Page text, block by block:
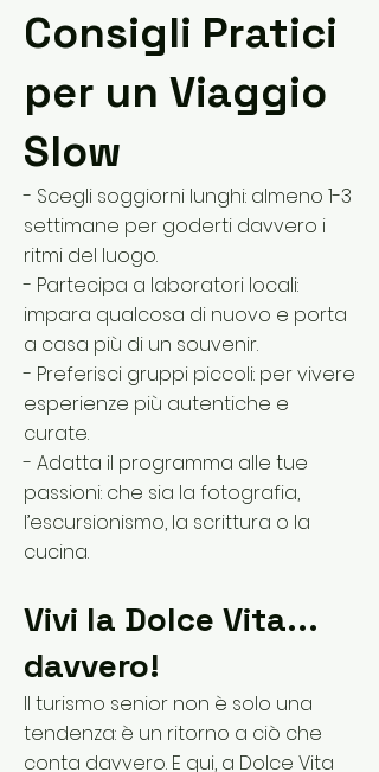
Consigli Pratici
per un Viaggio
Slow
- Scegli soggiorni lunghi: almeno 1-3
settimane per goderti davvero i
ritmi del luogo.
- Partecipa a laboratori locali:
impara qualcosa di nuovo e porta
a casa più di un souvenir.
- Preferisci gruppi piccoli: per vivere
esperienze più autentiche e
curate.
- Adatta il programma alle tue
passioni: che sia la fotografia,
l’escursionismo, la scrittura o la
cucina.
Vivi la Dolce Vita...
davvero!
Il turismo senior non è solo una
tendenza: è un ritorno a ciò che
conta davvero. E qui, a Dolce Vita